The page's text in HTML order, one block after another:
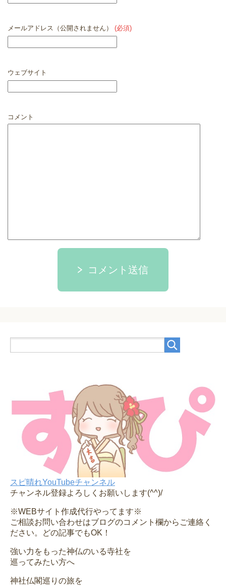
メールアドレス（公開されません） (必須)
ウェブサイト
コメント
コメント送信
スピ晴れYouTubeチャンネル
チャンネル登録よろしくお願いします(^^)/
※WEBサイト作成代行やってます※
ご相談お問い合わせはブログのコメント欄からご連絡く
ださい。どの記事でもOK！
強い力をもった神仏のいる寺社を
巡ってみたい方へ
神社仏閣巡りの旅を